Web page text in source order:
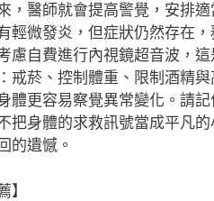
，醫師就會提高警覺，安排
輕微發炎，但症狀仍然存在
慮自費進行內視鏡超音波，
戒菸、控制體重、限制酒精
體更容易察覺異常變化。請
把身體的求救訊號當成平凡
的遺憾。
】